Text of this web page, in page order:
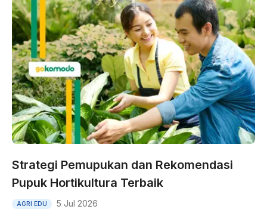
Strategi Pemupukan dan Rekomendasi
Pupuk Hortikultura Terbaik
AGRI EDU 5 Jul 2026